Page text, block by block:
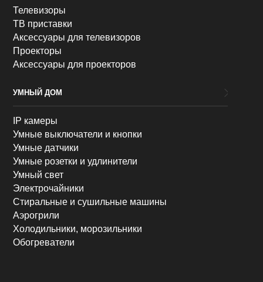
Телевизоры
ТВ приставки
Аксессуары для телевизоров
Проекторы
Аксессуары для проекторов
УМНЫЙ ДОМ
IP камеры
Умные выключатели и кнопки
Умные датчики
Умные розетки и удлинители
Умный свет
Электрочайники
Стиральные и сушильные машины
Аэрогрили
Холодильники, морозильники
Обогреватели